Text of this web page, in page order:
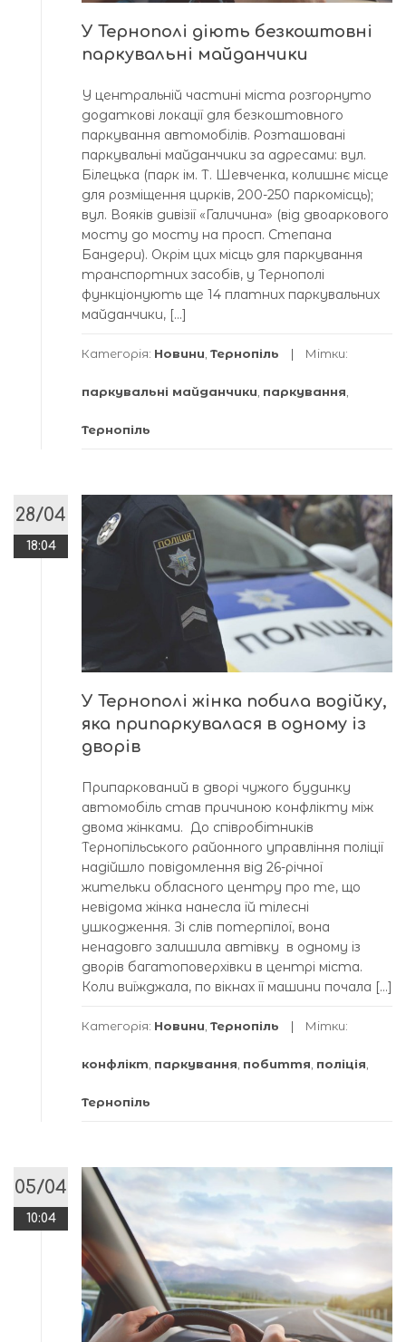
У Тернополі діють безкоштовні
паркувальні майданчики
У центральній частині міста розгорнуто
додаткові локації для безкоштовного
паркування автомобілів. Розташовані
паркувальні майданчики за адресами: вул.
Білецька (парк ім. Т. Шевченка, колишнє місце
для розміщення цирків, 200-250 паркомісць);
вул. Вояків дивізії «Галичина» (від двоаркового
мосту до мосту на просп. Степана
Бандери). Окрім цих місць для паркування
транспортних засобів, у Тернополі
функціонують ще 14 платних паркувальних
майданчики, […]
Категорія: Новини Тернопіль Мітки:
паркувальні майданчики паркування
Тернопіль
28/04
18:04
У Тернополі жінка побила водійку,
яка припаркувалася в одному із
дворів
Припаркований в дворі чужого будинку
автомобіль став причиною конфлікту між
двома жінками. До співробітників
Тернопільського районного управління поліції
надійшло повідомлення від 26-річної
жительки обласного центру про те, що
невідома жінка нанесла їй тілесні
ушкодження. Зі слів потерпілої, вона
ненадовго залишила автівку в одному із
дворів багатоповерхівки в центрі міста.
Коли виїжджала, по вікнах її машини почала […]
Категорія: Новини Тернопіль Мітки:
конфлікт паркування побиття поліція
Тернопіль
05/04
10:04